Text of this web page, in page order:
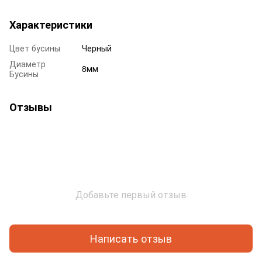
Характеристики
Цвет бусины
Черный
Диаметр
Бусины
8мм
Отзывы
Добавьте первый отзыв
Написать отзыв